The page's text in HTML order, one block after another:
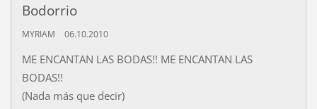
Bodorrio
MYRIAM 06.10.2010
ME ENCANTAN LAS BODAS!! ME ENCANTAN LAS
BODAS!!
(Nada más que decir)